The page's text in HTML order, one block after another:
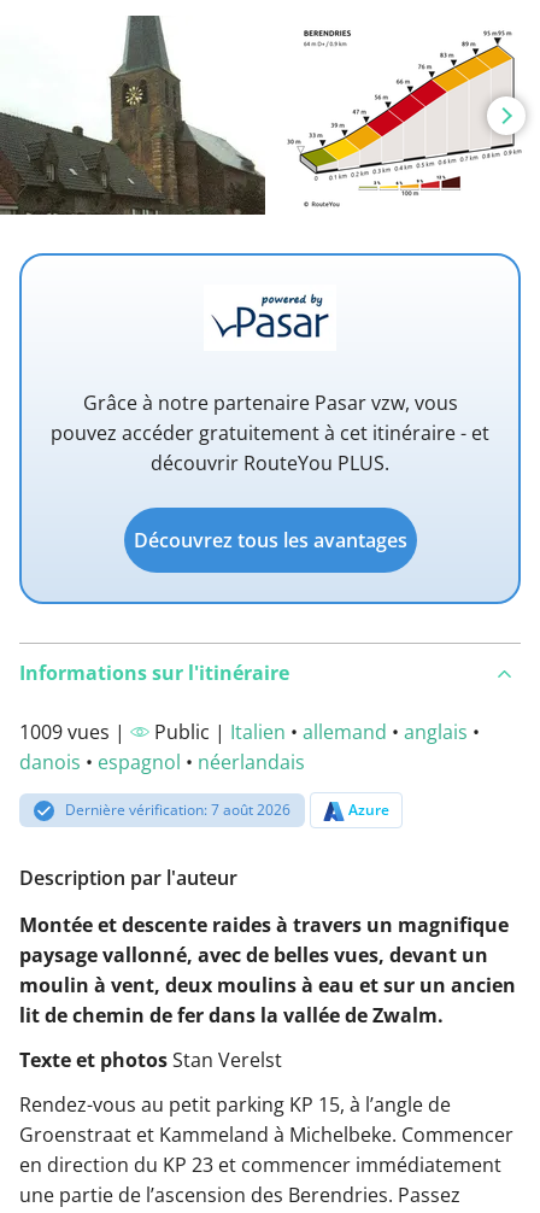
Grâce à notre partenaire Pasar vzw, vous
pouvez accéder gratuitement à cet itinéraire - et
découvrir RouteYou PLUS.
Découvrez tous les avantages
Informations sur l'itinéraire
1009 vues | Public | Italien • allemand • anglais •
danois • espagnol • néerlandais
Dernière vérification: 7 août 2026 Azure
Description par l'auteur
Montée et descente raides à travers un magnifique
paysage vallonné, avec de belles vues, devant un
moulin à vent, deux moulins à eau et sur un ancien
lit de chemin de fer dans la vallée de Zwalm.
Texte et photosStan Verelst
Rendez-vous au petit parking KP 15, à l’angle de
Groenstraat et Kammeland à Michelbeke. Commencer
en direction du KP 23 et commencer immédiatement
une partie de l’ascension des Berendries. Passez